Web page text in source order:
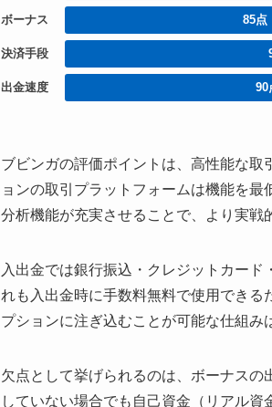
ボーナス 85点
決済手段
出金速度 90
ブビンガの評価ポイントは、高性能な
ョンの取引プラットフォームは機能を
分析機能が充実させることで、より実戦
入出金では銀行振込・クレジットカー
れも入出金時に手数料無料で使用でき
プションに注ぎ込むことが可能な仕組み
欠点として挙げられるのは、ボーナス
していない場合でも自己資金（リアル